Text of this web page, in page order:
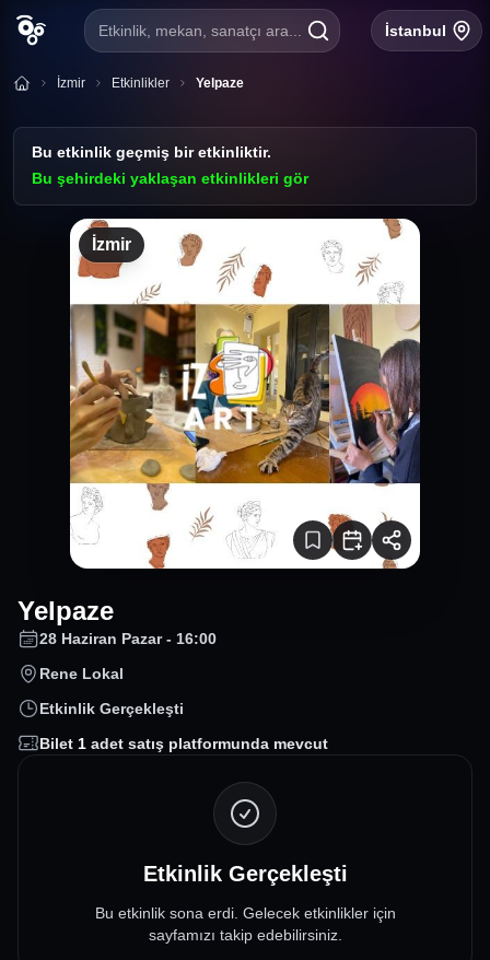
Etkinlik, mekan, sanatçı ara... İstanbul
İzmir Etkinlikler Yelpaze
Bu etkinlik geçmiş bir etkinliktir.
Bu şehirdeki yaklaşan etkinlikleri gör
İzmir
Yelpaze
28 Haziran Pazar - 16:00
Rene Lokal
Etkinlik Gerçekleşti
Bilet 1 adet satış platformunda mevcut
Etkinlik Gerçekleşti
Bu etkinlik sona erdi. Gelecek etkinlikler için
sayfamızı takip edebilirsiniz.